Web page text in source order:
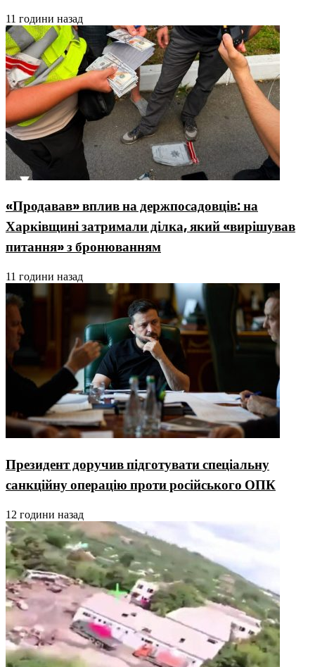
11 години назад
«Продавав» вплив на держпосадовців: на
Харківщині затримали ділка, який «вирішував
питання» з бронюванням
11 години назад
Президент доручив підготувати спеціальну
санкційну операцію проти російського ОПК
12 години назад